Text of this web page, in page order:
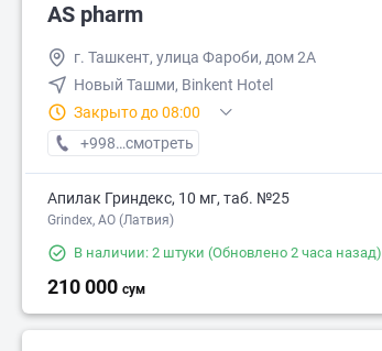
AS pharm
г. Ташкент, улица Фароби, дом 2А
Новый Ташми, Binkent Hotel
Закрыто до 08:00
+998 (93) XXX-XX-XX
смотреть
Апилак Гриндекс, 10 мг, таб. №25
Grindex, АО (Латвия)
В наличии: 2 штуки (Обновлено 2 часа назад)
210 000 сум